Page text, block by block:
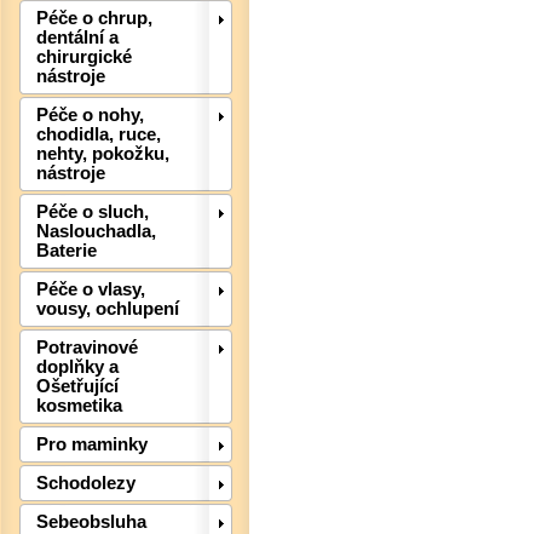
Péče o chrup,
dentální a
chirurgické
nástroje
Péče o nohy,
chodidla, ruce,
nehty, pokožku,
nástroje
Péče o sluch,
Naslouchadla,
Baterie
Péče o vlasy,
vousy, ochlupení
Potravinové
doplňky a
Ošetřující
kosmetika
Pro maminky
Schodolezy
Sebeobsluha